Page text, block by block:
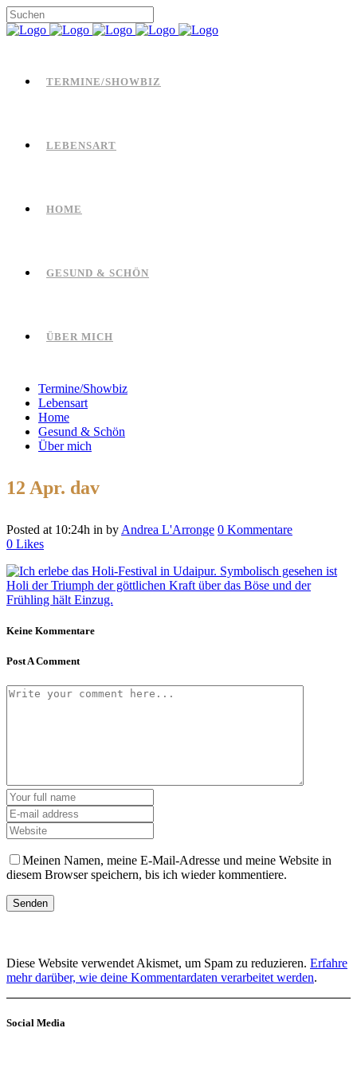
TERMINE/SHOWBIZ
LEBENSART
HOME
GESUND & SCHÖN
ÜBER MICH
Termine/Showbiz
Lebensart
Home
Gesund & Schön
Über mich
12 Apr. dav
Posted at 10:24h in by Andrea L'Arronge 0 Kommentare
0 Likes
Keine Kommentare
Post A Comment
Meinen Namen, meine E-Mail-Adresse und meine Website in
diesem Browser speichern, bis ich wieder kommentiere.
Diese Website verwendet Akismet, um Spam zu reduzieren. Erfahre
mehr darüber, wie deine Kommentardaten verarbeitet werden.
Social Media